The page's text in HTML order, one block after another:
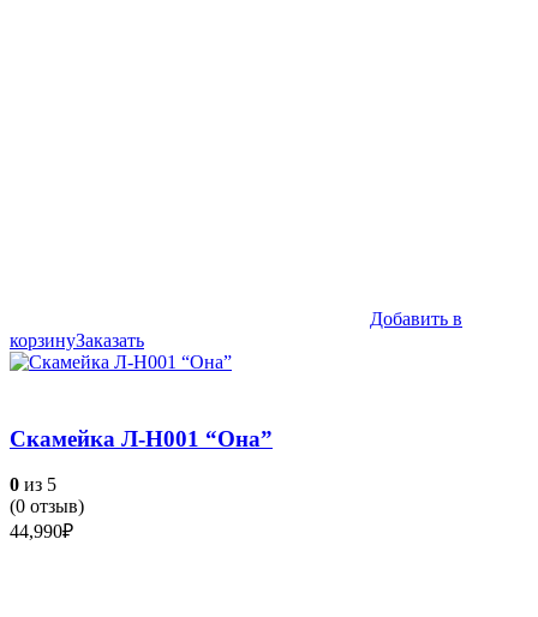
Добавить в
корзинуЗаказать
Скамейка Л-Н001 “Она”
0 из 5
(0 отзыв)
44,990₽